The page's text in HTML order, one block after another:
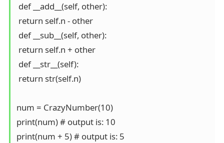
def __add__(self, other):
return self.n - other
def __sub__(self, other):
return self.n + other
def __str__(self):
return str(self.n)
num = CrazyNumber(10)
print(num) # output is: 10
print(num + 5) # output is: 5